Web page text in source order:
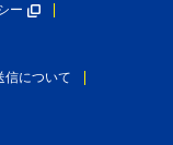
ー
信について